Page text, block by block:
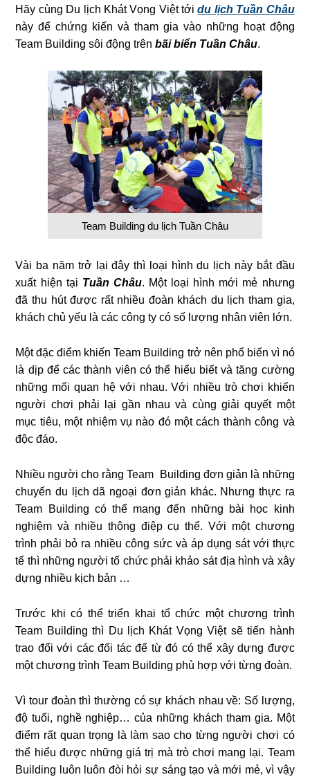
Hãy cùng Du lịch Khát Vọng Việt tớidu lịch Tuần Châu
này để chứng kiến và tham gia vào những hoạt động
Team Building sôi động trênbãi biển Tuần Châu.
Team Building du lịch Tuần Châu
Vài ba năm trở lại đây thì loại hình du lịch này bắt đầu
xuất hiện tại Tuần Châu. Một loại hình mới mẻ nhưng
đã thu hút được rất nhiều đoàn khách du lịch tham gia,
khách chủ yếu là các công ty có số lượng nhân viên lớn.
Một đặc điểm khiến Team Building trở nên phổ biến vì nó
là dịp để các thành viên có thể hiểu biết và tăng cường
những mối quan hệ với nhau. Với nhiều trò chơi khiến
người chơi phải lại gần nhau và cùng giải quyết một
mục tiêu, một nhiệm vụ nào đó một cách thành công và
độc đáo.
Nhiều người cho rằng Team Building đơn giản là những
chuyến du lịch dã ngoại đơn giản khác. Nhưng thực ra
Team Building có thể mang đến những bài học kinh
nghiệm và nhiều thông điệp cụ thể. Với một chương
trình phải bỏ ra nhiều công sức và áp dụng sát với thực
tế thì những người tổ chức phải khảo sát địa hình và xây
dựng nhiều kịch bản …
Trước khi có thể triển khai tổ chức một chương trình
Team Building thì Du lịch Khát Vọng Việt sẽ tiến hành
trao đổi với các đối tác để từ đó có thể xây dựng được
một chương trình Team Building phù hợp với từng đoàn.
Vì tour đoàn thì thường có sự khách nhau về: Số lượng,
độ tuổi, nghề nghiệp… của những khách tham gia. Một
điểm rất quan trọng là làm sao cho từng người chơi có
thể hiểu được những giá trị mà trò chơi mang lại. Team
Building luôn luôn đòi hỏi sự sáng tạo và mới mẻ, vì vậy